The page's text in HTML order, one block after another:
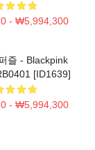
- ₩5,994,300
즐 - Blackpink
[ID1639]
- ₩5,994,300